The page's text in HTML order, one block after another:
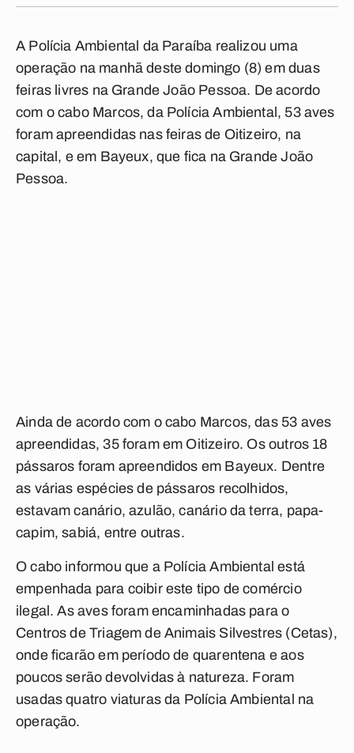
A Polícia Ambiental da Paraíba realizou uma
operação na manhã deste domingo (8) em duas
feiras livres na Grande João Pessoa. De acordo
com o cabo Marcos, da Polícia Ambiental, 53 aves
foram apreendidas nas feiras de Oitizeiro, na
capital, e em Bayeux, que fica na Grande João
Pessoa.
Ainda de acordo com o cabo Marcos, das 53 aves
apreendidas, 35 foram em Oitizeiro. Os outros 18
pássaros foram apreendidos em Bayeux. Dentre
as várias espécies de pássaros recolhidos,
estavam canário, azulão, canário da terra, papa-
capim, sabiá, entre outras.
O cabo informou que a Polícia Ambiental está
empenhada para coibir este tipo de comércio
ilegal. As aves foram encaminhadas para o
Centros de Triagem de Animais Silvestres (Cetas),
onde ficarão em período de quarentena e aos
poucos serão devolvidas à natureza. Foram
usadas quatro viaturas da Polícia Ambiental na
operação.